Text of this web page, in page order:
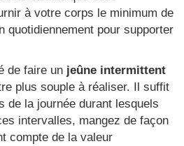
à votre corps le minimum de
quotidiennement pour supporter
de faire un jeûne intermittent
plus souple à réaliser. Il suffit
de la journée durant lesquels
intervalles, mangez de façon
compte de la valeur